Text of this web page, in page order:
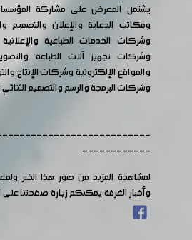
يشتمل المعرض على مشاركة المؤسسات
ومكاتب الدعاية والإعلان والتصميم
وشركات الخدمات الطباعية والإعلانية
وشركات تجهيز آلات الطباعة
والمواقع الإلكترونية وشركات الإنتاج
وشركات البرمجة والرسم والتصميم الثنائي
------------
لمشاهدة المزيد من صور هذا الخبر
وأخبار الغرفة يمكنكم زيارة صفحتنا